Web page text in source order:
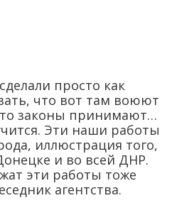
просто как
что вот там воюют
законы принимают…
Эти наши работы
иллюстрация того,
и во всей ДНР.
эти работы тоже
агентства.